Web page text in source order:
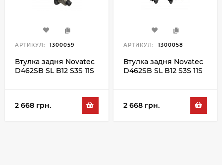
АРТИКУЛ: 1300059
Втулка задня Novatec
D462SB SL B12 S3S 11S
2 668 грн.
АРТИКУЛ: 1300058
Втулка задня Novatec
D462SB SL B12 S3S 11S
2 668 грн.